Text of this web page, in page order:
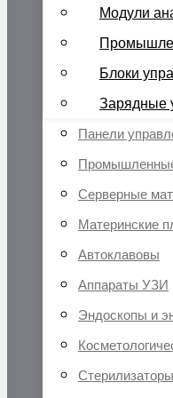
Модули
Блоки
Зарядные
Панели
Серверные
Материнские
Автоклавовы
Аппараты УЗИ
Эндоскопы и
Стерилизаторы